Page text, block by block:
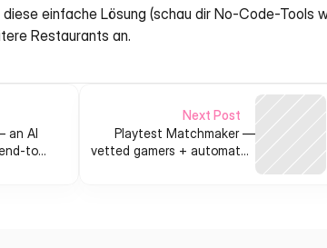
einfache Lösung (schau dir No-Code-Tools
Restaurants an.
an AI
to-
Next Post
Playtest Matchmaker —
vetted gamers + automated